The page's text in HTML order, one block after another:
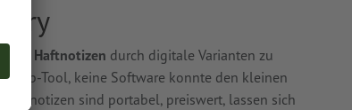
Haftnotizen durch digitale Varianten zu
Tool, keine Software konnte den kleinen
sind portabel, preiswert, lassen sich